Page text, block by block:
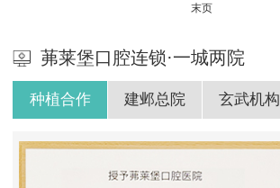
末页
茀莱堡口腔连锁·一城两院
种植合作 建邺总院 玄武机构